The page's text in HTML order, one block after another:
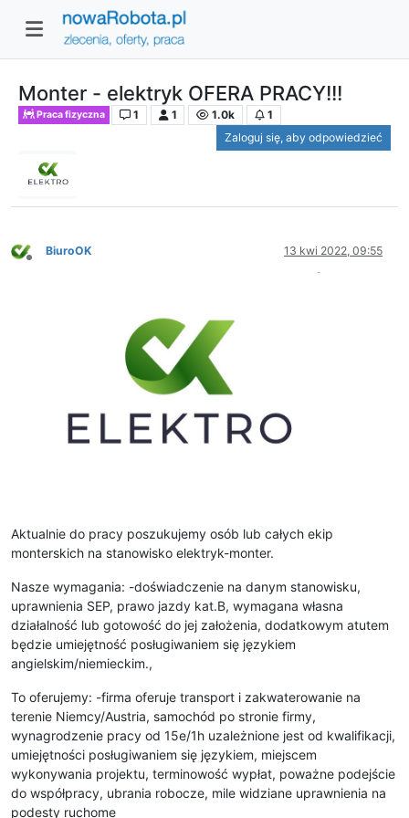
Monter - elektryk OFERA PRACY!!!
Praca fizyczna 1 1 1.0k
1
Zaloguj się, aby odpowiedzieć
Niedostępny
BiuroOK 13 kwi 2022, 09:55
Aktualnie do pracy poszukujemy osób lub całych ekip
monterskich na stanowisko elektryk-monter.
Nasze wymagania: -doświadczenie na danym stanowisku,
uprawnienia SEP, prawo jazdy kat.B, wymagana własna
działalność lub gotowość do jej założenia, dodatkowym atutem
będzie umiejętność posługiwaniem się językiem
angielskim/niemieckim.,
To oferujemy: -firma oferuje transport i zakwaterowanie na
terenie Niemcy/Austria, samochód po stronie firmy,
wynagrodzenie pracy od 15e/1h uzależnione jest od kwalifikacji,
umiejętności posługiwaniem się językiem, miejscem
wykonywania projektu, terminowość wypłat, poważne podejście
do współpracy, ubrania robocze, mile widziane uprawnienia na
podesty ruchome